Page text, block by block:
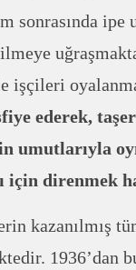
sonrasında ipe
işçileri
ederek,
umutlarıyla
için direnmek
kazanılmış
1936’dan